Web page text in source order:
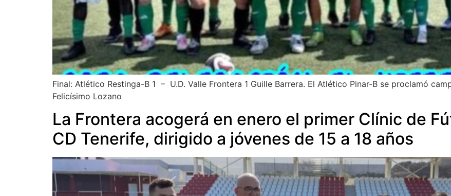
Final: Atlético Restinga-B 1 – U.D. Valle Frontera 1 Guille Barrera. El Atlético Pinar-B se proclamó
Felicísimo Lozano
La Frontera acogerá en enero el primer Clínic de
CD Tenerife, dirigido a jóvenes de 15 a 18 años